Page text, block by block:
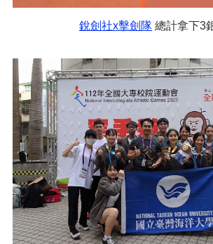
銳劍社x擊劍隊 總計拿下3